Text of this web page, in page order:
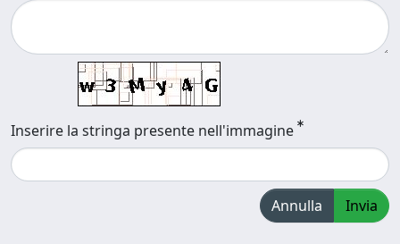
Inserire la stringa presente nell'immagine
Annulla Invia